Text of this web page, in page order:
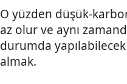
O yüzden düşük-
az olur ve aynı
durumda
almak.